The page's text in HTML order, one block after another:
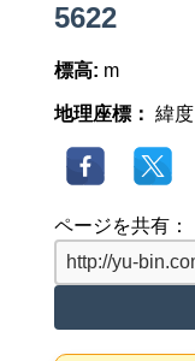
5622
標高: m
地理座標： 緯
ページを共有：